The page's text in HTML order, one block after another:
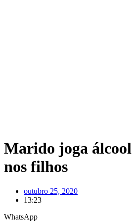
Marido joga
nos filhos
outubro 25, 2020
13:23
WhatsApp